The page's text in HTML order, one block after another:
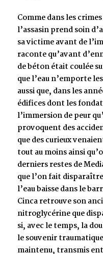
Comme dans les
l’assasin prend soin
sa victime avant de
raconte qu’avant
de béton était coulée
que l’eau n’emporte
aussi que, dans les
édifices dont les
l’immersion de peur
provoquent des
que des curieux
tout au moins ainsi
derniers restes de
que l’on fait
l’eau baisse dans le
Cinca retrouve son
nitroglycérine que
si, avec le temps, la
le souvenir
maintenu, transmis